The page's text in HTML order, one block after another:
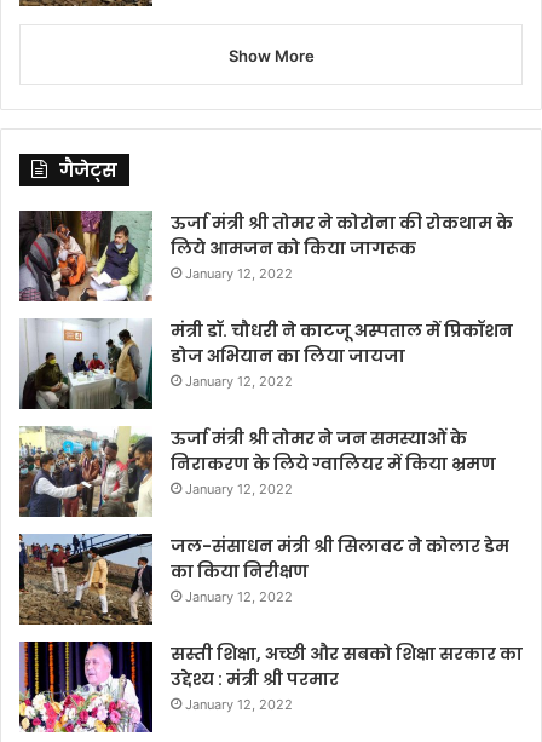
Show More
गैजेट्स
ऊर्जा मंत्री श्री तोमर ने कोरोना की रोकथाम के
लिये आमजन को किया जागरूक
January 12, 2022
मंत्री डॉ. चौधरी ने काटजू अस्पताल में प्रिकॉशन
डोज अभियान का लिया जायजा
January 12, 2022
ऊर्जा मंत्री श्री तोमर ने जन समस्याओं के
निराकरण के लिये ग्वालियर में किया भ्रमण
January 12, 2022
जल-संसाधन मंत्री श्री सिलावट ने कोलार डेम
का किया निरीक्षण
January 12, 2022
सस्ती शिक्षा, अच्छी और सबको शिक्षा सरकार का
उद्देश्य : मंत्री श्री परमार
January 12, 2022